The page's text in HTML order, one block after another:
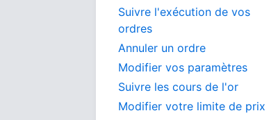
Suivre l'exécution de vos
ordres
Annuler un ordre
Modifier vos paramètres
Suivre les cours de l'or
Modifier votre limite de prix